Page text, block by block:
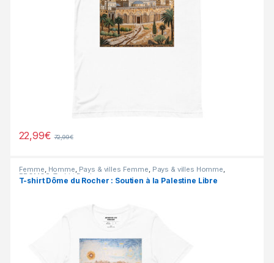
22,99€ 72,99€
Femme, Homme, Pays & villes Femme, Pays & villes Homme,
PROMOS,T-shirt Design
T-shirt Dôme du Rocher : Soutien à la Palestine Libre